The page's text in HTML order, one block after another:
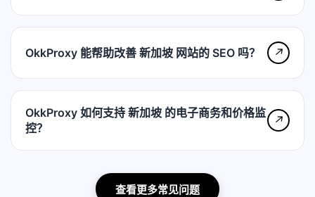
OkkProxy 能帮助改善 新加坡 网站的 SEO 吗？ ↗
OkkProxy 如何支持 新加坡 的电子商务和价格监
控？
↗
查看更多常见问题